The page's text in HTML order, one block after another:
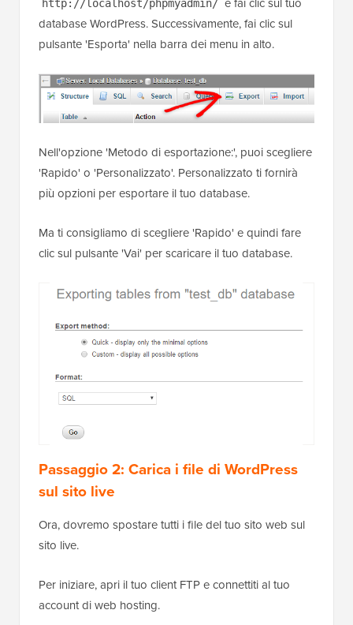
http://localhost/phpmyadmin/
database WordPress. Successivamente, fai clic sul
pulsante 'Esporta' nella barra dei menu in alto.
Nell'opzione 'Metodo di esportazione:', puoi scegliere
'Rapido' o 'Personalizzato'. Personalizzato ti fornirà
più opzioni per esportare il tuo database.
Ma ti consigliamo di scegliere 'Rapido' e quindi fare
clic sul pulsante 'Vai' per scaricare il tuo database.
Passaggio 2: Carica i file di WordPress
sul sito live
Ora, dovremo spostare tutti i file del tuo sito web sul
sito live.
Per iniziare, apri il tuo client FTP e connettiti al tuo
account di web hosting.